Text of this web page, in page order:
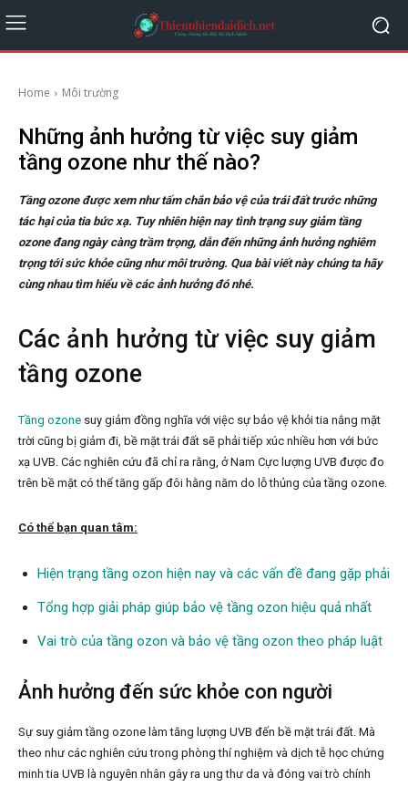
Home Môi trường
Những ảnh hưởng từ việc suy giảm
tầng ozone như thế nào?
Tầng ozone được xem như tấm chắn bảo vệ của trái đất trước những
tác hại của tia bức xạ. Tuy nhiên hiện nay tình trạng suy giảm tầng
ozone đang ngày càng trầm trọng, dẫn đến những ảnh hưởng nghiêm
trọng tới sức khỏe cũng như môi trường. Qua bài viết này chúng ta hãy
cùng nhau tìm hiểu về các ảnh hưởng đó nhé.
Các ảnh hưởng từ việc suy giảm
tầng ozone
Tầng ozone suy giảm đồng nghĩa với việc sự bảo vệ khỏi tia nắng mặt
trời cũng bị giảm đi, bề mặt trái đất sẽ phải tiếp xúc nhiều hơn với bức
xạ UVB. Các nghiên cứu đã chỉ ra rằng, ở Nam Cực lượng UVB được đo
trên bề mặt có thể tăng gấp đôi hằng năm do lỗ thủng của tầng ozone.
Có thể bạn quan tâm:
Hiện trạng tầng ozon hiện nay và các vấn đề đang gặp phải
Tổng hợp giải pháp giúp bảo vệ tầng ozon hiệu quả nhất
Vai trò của tầng ozon và bảo vệ tầng ozon theo pháp luật
Ảnh hưởng đến sức khỏe con người
Sự suy giảm tầng ozone làm tăng lượng UVB đến bề mặt trái đất. Mà
theo như các nghiên cứu trong phòng thí nghiệm và dịch tễ học chứng
minh tia UVB là nguyên nhân gây ra ung thư da và đóng vai trò chính